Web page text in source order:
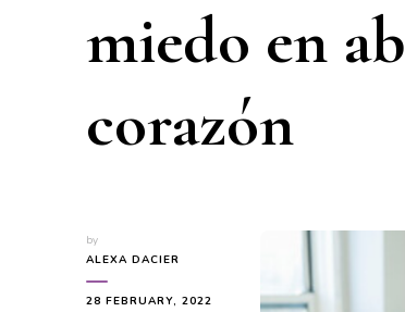
miedo en
corazón
by
ALEXA DACIER
28 FEBRUARY, 2022